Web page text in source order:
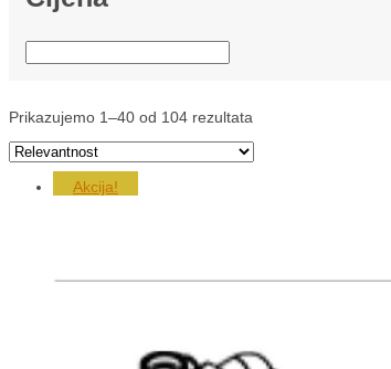
Prikazujemo 1–40 od 104 rezultata
Akcija!